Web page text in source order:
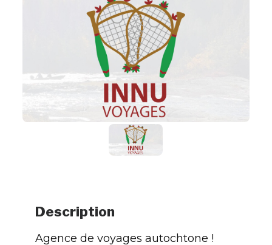
Description
Agence de voyages autochtone !